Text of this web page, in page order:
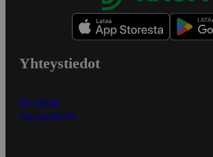
Yhteystiedot
Myymälät
Asiakaspalvelu